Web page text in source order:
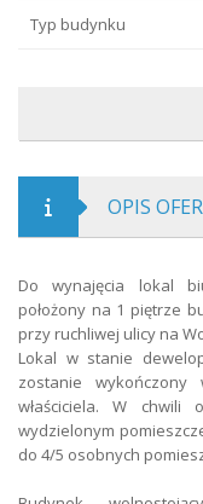
Typ budynku
Kaucja pln
Okres wynajmu
Forma własności
Łącze internetowe
Parking
Liczba miejsc
OPIS
Do wynajęcia lokal
położony na 1 piętrze
przy ruchliwej ulicy na
Lokal w stanie
zostanie
właściciela. W
wydzielonym
do 4/5 osobnych